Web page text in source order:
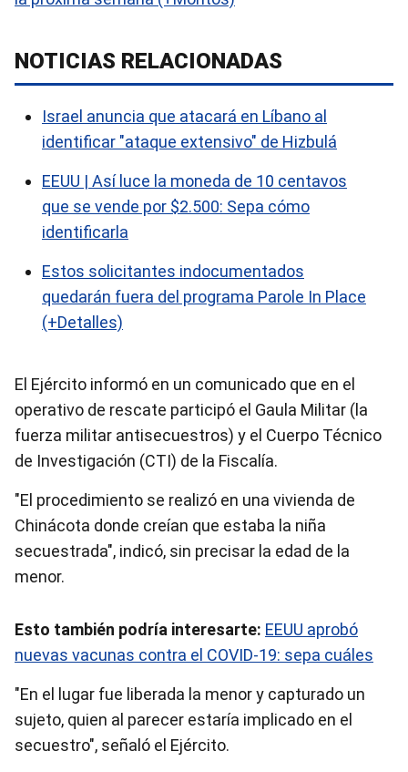
NOTICIAS RELACIONADAS
Israel anuncia que atacará en Líbano al
identificar "ataque extensivo" de Hizbulá
EEUU | Así luce la moneda de 10 centavos
que se vende por $2.500: Sepa cómo
identificarla
Estos solicitantes indocumentados
quedarán fuera del programa Parole In Place
(+Detalles)
El Ejército informó en un comunicado que en el
operativo de rescate participó el Gaula Militar (la
fuerza militar antisecuestros) y el Cuerpo Técnico
de Investigación (CTI) de la Fiscalía.
"El procedimiento se realizó en una vivienda de
Chinácota donde creían que estaba la niña
secuestrada", indicó, sin precisar la edad de la
menor.
Esto también podría interesarte: EEUU aprobó
nuevas vacunas contra el COVID-19: sepa cuáles
"En el lugar fue liberada la menor y capturado un
sujeto, quien al parecer estaría implicado en el
secuestro", señaló el Ejército.